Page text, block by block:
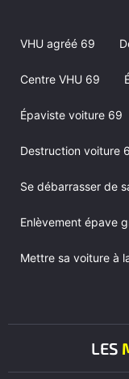
VHU agréé 69
Centre VHU 69
Épaviste voiture 69
Destruction voiture
Se débarrasser de
Enlèvement épave
Mettre sa voiture à
LES